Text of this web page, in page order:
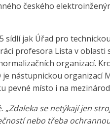
českého
sídlí jak Úřad pro
profesora Lista v oblasti
organizací.
je nástupnickou
pevné místo i na
„Zdaleka se netýkají jen
nebo třeba